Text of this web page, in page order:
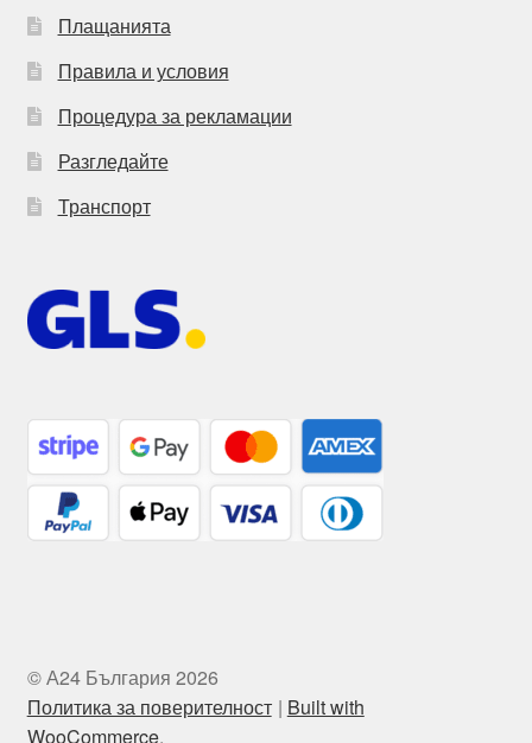
Плащанията
Правила и условия
Процедура за рекламации
Разгледайте
Транспорт
© А24 България 2026
Политика за поверителност
Built with
WooCommerce.